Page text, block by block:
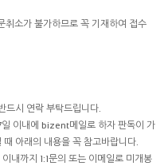
소가 불가하므로 꼭 기재하여 접수
드시 연락 부탁드립니다.
이내에 bizent메일로 하자 판독이 가
아래의 내용을 꼭 참고바랍니다.
내까지 1:1문의 또는 이메일로 미개봉